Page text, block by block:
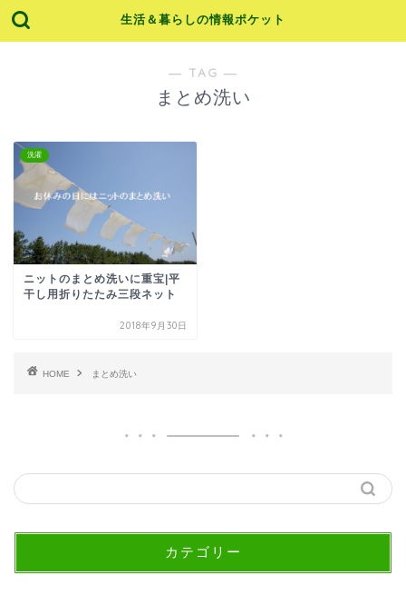
生活＆暮らしの情報ポケット
― TAG ―
まとめ洗い
洗濯
ニットのまとめ洗いに重宝|平
干し用折りたたみ三段ネット
2018年9月30日
HOME まとめ洗い
カテゴリー